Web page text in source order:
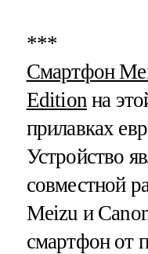
***
Cмартфон
Edition на
прилавках
Устройство
совместной
Meizu и
смартфон от